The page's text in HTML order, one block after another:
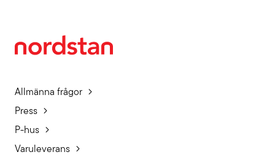
Allmänna frågor
Press
P-hus
Varuleverans